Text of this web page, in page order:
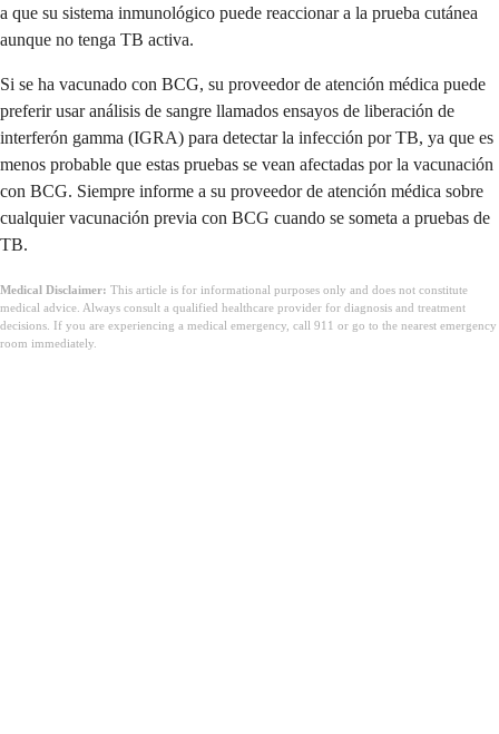
a que su sistema inmunológico puede reaccionar a la prueba cutánea
aunque no tenga TB activa.
Si se ha vacunado con BCG, su proveedor de atención médica puede
preferir usar análisis de sangre llamados ensayos de liberación de
interferón gamma (IGRA) para detectar la infección por TB, ya que es
menos probable que estas pruebas se vean afectadas por la vacunación
con BCG. Siempre informe a su proveedor de atención médica sobre
cualquier vacunación previa con BCG cuando se someta a pruebas de
TB.
Medical Disclaimer: This article is for informational purposes only and does not constitute
medical advice. Always consult a qualified healthcare provider for diagnosis and treatment
decisions. If you are experiencing a medical emergency, call 911 or go to the nearest emergency
room immediately.